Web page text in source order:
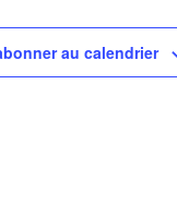
au calendrier